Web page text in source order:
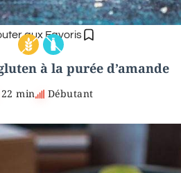
aux Favoris
à la purée d’amande
22 min Débutant